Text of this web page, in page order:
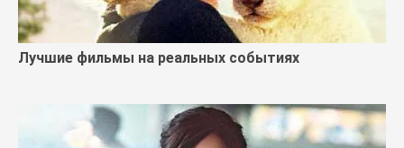
Лучшие фильмы на реальных событиях